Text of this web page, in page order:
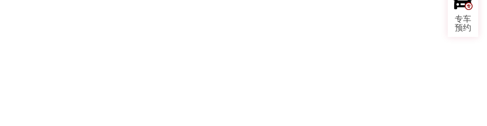
专车
预约